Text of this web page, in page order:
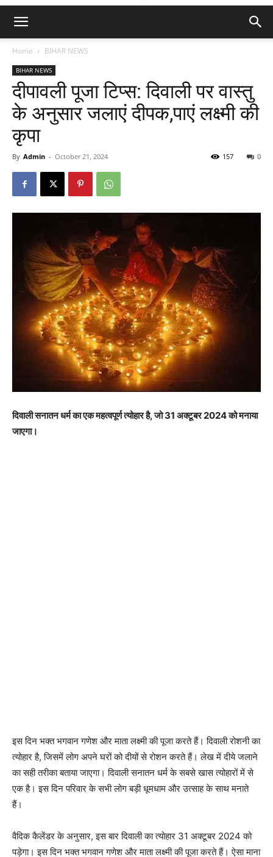
Home BIHAR NEWS
BIHAR NEWS
दीपावली पूजा टिप्स: दिवाली पर वास्तु
के अनुसार जलाएं दीपक,पाएं लक्ष्मी की
कृपा
By Admin - October 21, 2024 0
157
दिवाली सनातन धर्म का एक महत्वपूर्ण त्योहार है, जो 31 अक्टूबर 2024 को मनाया
जाएगा।
इस दिन भक्त भगवान गणेश और माता लक्ष्मी की पूजा करते हैं। दिवाली रोशनी का
त्योहार है, जिसमें लोग अपने घरों को दीयों से रोशन करते हैं। लेख में दीये जलाने
का सही तरीका बताया जाएगा। दिवाली सनातन धर्म के सबसे खास त्योहारों में से
एक है। इस दिन परिवार के सभी लोग बड़ी धूमधाम और उत्साह के साथ मनाते
हैं।
वैदिक कैलेंडर के अनुसार, इस बार दिवाली का त्योहार 31 अक्टूबर 2024 को
पड़ेगा। इस दिन भक्त भगवान गणेश और माता लक्ष्मी की पूजा करते हैं। ऐसा माना